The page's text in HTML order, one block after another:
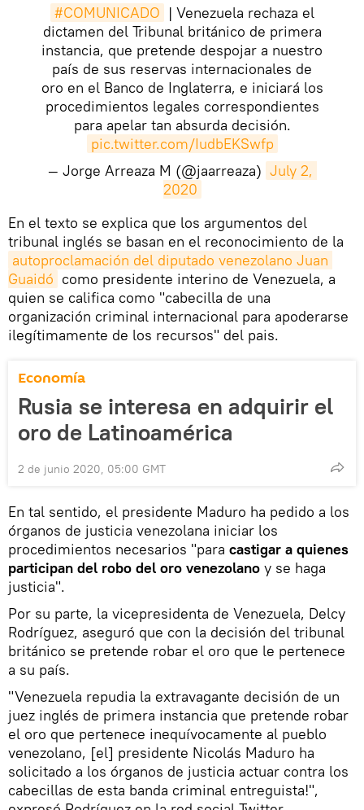
#COMUNICADO | Venezuela rechaza el
dictamen del Tribunal británico de primera
instancia, que pretende despojar a nuestro
país de sus reservas internacionales de
oro en el Banco de Inglaterra, e iniciará los
procedimientos legales correspondientes
para apelar tan absurda decisión.
pic.twitter.com/IudbEKSwfp
— Jorge Arreaza M (@jaarreaza) July 2,
2020
En el texto se explica que los argumentos del
tribunal inglés se basan en el reconocimiento de la
autoproclamación del diputado venezolano Juan
Guaidó como presidente interino de Venezuela, a
quien se califica como "cabecilla de una
organización criminal internacional para apoderarse
ilegítimamente de los recursos" del pais.
Economía
Rusia se interesa en adquirir el
oro de Latinoamérica
2 de junio 2020, 05:00 GMT
En tal sentido, el presidente Maduro ha pedido a los
órganos de justicia venezolana iniciar los
procedimientos necesarios "para castigar a quienes
participan del robo del oro venezolano y se haga
justicia".
Por su parte, la vicepresidenta de Venezuela, Delcy
Rodríguez, aseguró que con la decisión del tribunal
británico se pretende robar el oro que le pertenece
a su país.
"Venezuela repudia la extravagante decisión de un
juez inglés de primera instancia que pretende robar
el oro que pertenece inequívocamente al pueblo
venezolano, [el] presidente Nicolás Maduro ha
solicitado a los órganos de justicia actuar contra los
cabecillas de esta banda criminal entreguista!",